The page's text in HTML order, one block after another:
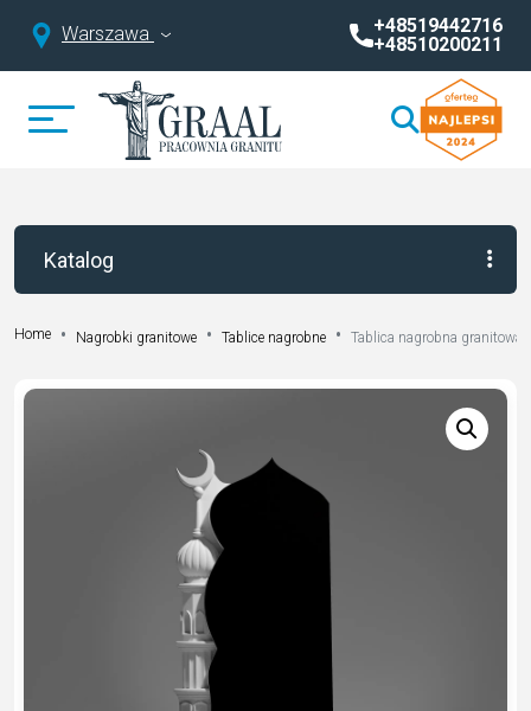
Warszawa
+48519442716
+48510200211
Katalog
Home Nagrobki granitowe Tablice nagrobne Tablica nagrobna granitowa